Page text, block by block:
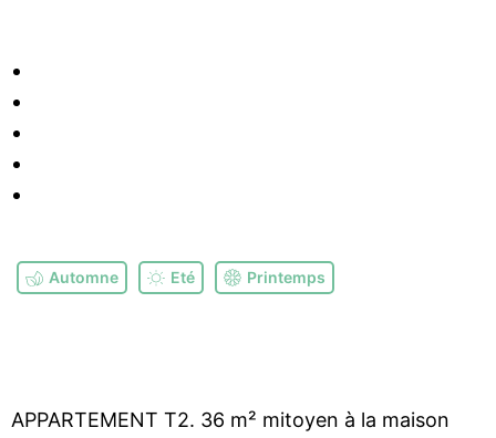
Automne Eté Printemps
APPARTEMENT T2. 36 m² mitoyen à la maison